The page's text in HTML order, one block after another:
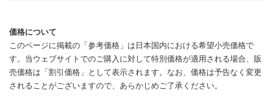
価格について
このページに掲載の「参考価格」は日本国内における希望小売価格で
す。当ウェブサイトでのご購入に対して特別価格が適用される場合、販
売価格は「割引価格」として表示されます。なお、価格は予告なく変更
されることがございますので、あらかじめご了承ください。